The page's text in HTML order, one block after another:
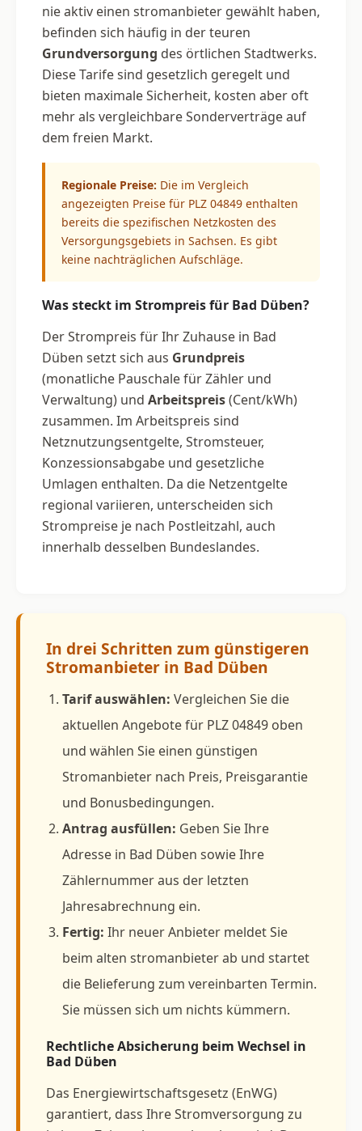
nie aktiv einen stromanbieter gewählt haben,
befinden sich häufig in der teuren
Grundversorgung des örtlichen Stadtwerks.
Diese Tarife sind gesetzlich geregelt und
bieten maximale Sicherheit, kosten aber oft
mehr als vergleichbare Sonderverträge auf
dem freien Markt.
Regionale Preise: Die im Vergleich
angezeigten Preise für PLZ 04849 enthalten
bereits die spezifischen Netzkosten des
Versorgungsgebiets in Sachsen. Es gibt
keine nachträglichen Aufschläge.
Was steckt im Strompreis für Bad Düben?
Der Strompreis für Ihr Zuhause in Bad
Düben setzt sich aus Grundpreis
(monatliche Pauschale für Zähler und
Verwaltung) und Arbeitspreis(Cent/kWh)
zusammen. Im Arbeitspreis sind
Netznutzungsentgelte, Stromsteuer,
Konzessionsabgabe und gesetzliche
Umlagen enthalten. Da die Netzentgelte
regional variieren, unterscheiden sich
Strompreise je nach Postleitzahl, auch
innerhalb desselben Bundeslandes.
In drei Schritten zum günstigeren
Stromanbieter in Bad Düben
Tarif auswählen: Vergleichen Sie die
aktuellen Angebote für PLZ 04849 oben
und wählen Sie einen günstigen
Stromanbieter nach Preis, Preisgarantie
und Bonusbedingungen.
Antrag ausfüllen: Geben Sie Ihre
Adresse in Bad Düben sowie Ihre
Zählernummer aus der letzten
Jahresabrechnung ein.
Fertig: Ihr neuer Anbieter meldet Sie
beim alten stromanbieter ab und startet
die Belieferung zum vereinbarten Termin.
Sie müssen sich um nichts kümmern.
Rechtliche Absicherung beim Wechsel in
Bad Düben
Das Energiewirtschaftsgesetz (EnWG)
garantiert, dass Ihre Stromversorgung zu